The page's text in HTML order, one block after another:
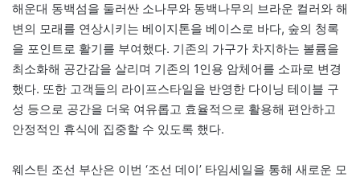
해운대 동백섬을 둘러싼 소나무와 동백나무의 브라운 컬러와 해
변의 모래를 연상시키는 베이지톤을 베이스로 바다, 숲의 청록
을 포인트로 활기를 부여했다. 기존의 가구가 차지하는 볼륨을
최소화해 공간감을 살리며 기존의 1인용 암체어를 소파로 변경
했다. 또한 고객들의 라이프스타일을 반영한 다이닝 테이블 구
성 등으로 공간을 더욱 여유롭고 효율적으로 활용해 편안하고
안정적인 휴식에 집중할 수 있도록 했다.
웨스틴 조선 부산은 이번 ‘조선 데이’ 타임세일을 통해 새로운 모